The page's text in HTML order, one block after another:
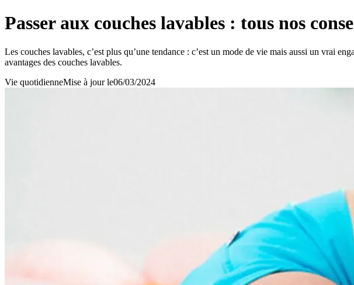
Passer aux couches lavables : tous nos
Les couches lavables, c’est plus qu’une tendance : c’est un mode de vie mais aussi un vrai
avantages des couches lavables.
Vie quotidienneMise à jour le06/03/2024